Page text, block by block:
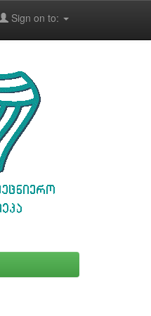
Sign on to: